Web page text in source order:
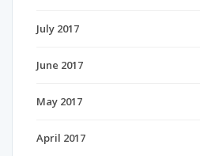
July 2017
June 2017
May 2017
April 2017